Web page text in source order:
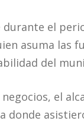
el
asuma las
del
el
donde